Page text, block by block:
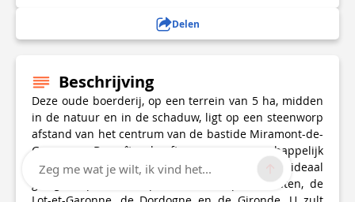
Delen
Beschrijving
Deze oude boerderij, op een terrein van 5 ha, midden
in de natuur en in de schaduw, ligt op een steenworp
afstand van het centrum van de bastide Miramont-de-
Guyenne. De gîte heeft een gemeenschappelijk
verwarmd zwembad en een privétuin en is ideaal
gelegen op het kruispunt van 3 departementen, de
Zeg me wat je wilt, ik vind het...